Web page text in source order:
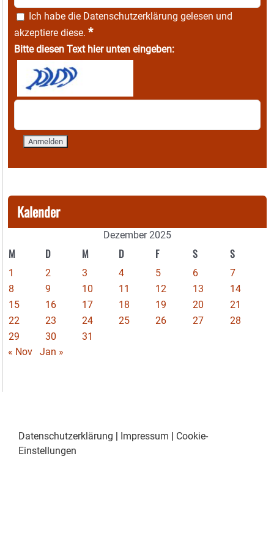
Ich habe die Datenschutzerklärung gelesen und
akzeptiere diese. *
Bitte diesen Text hier unten eingeben:
Kalender
Dezember 2025
M D M D F S S
1 2 3 4 5 6
7
8
9 10 11 12 13
14
15
16 17 18 19 20
21
22
23 24 25 26 27
28
29
30
31
« Nov
Jan »
Datenschutzerklärung | Impressum | Cookie-
Einstellungen